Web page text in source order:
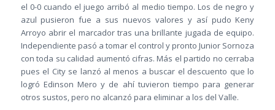
el 0-0 cuando el juego arribó al medio tiempo. Los de negro y
azul pusieron fue a sus nuevos valores y así pudo Keny
Arroyo abrir el marcador tras una brillante jugada de equipo.
Independiente pasó a tomar el control y pronto Junior Sornoza
con toda su calidad aumentó cifras. Más el partido no cerraba
pues el City se lanzó al menos a buscar el descuento que lo
logró Edinson Mero y de ahí tuvieron tiempo para generar
otros sustos, pero no alcanzó para eliminar a los del Valle.